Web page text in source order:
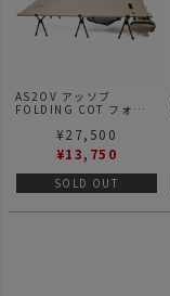
AS2OV アッソブ
FOLDING COT フォー
¥27,500
¥13,750
SOLD OUT